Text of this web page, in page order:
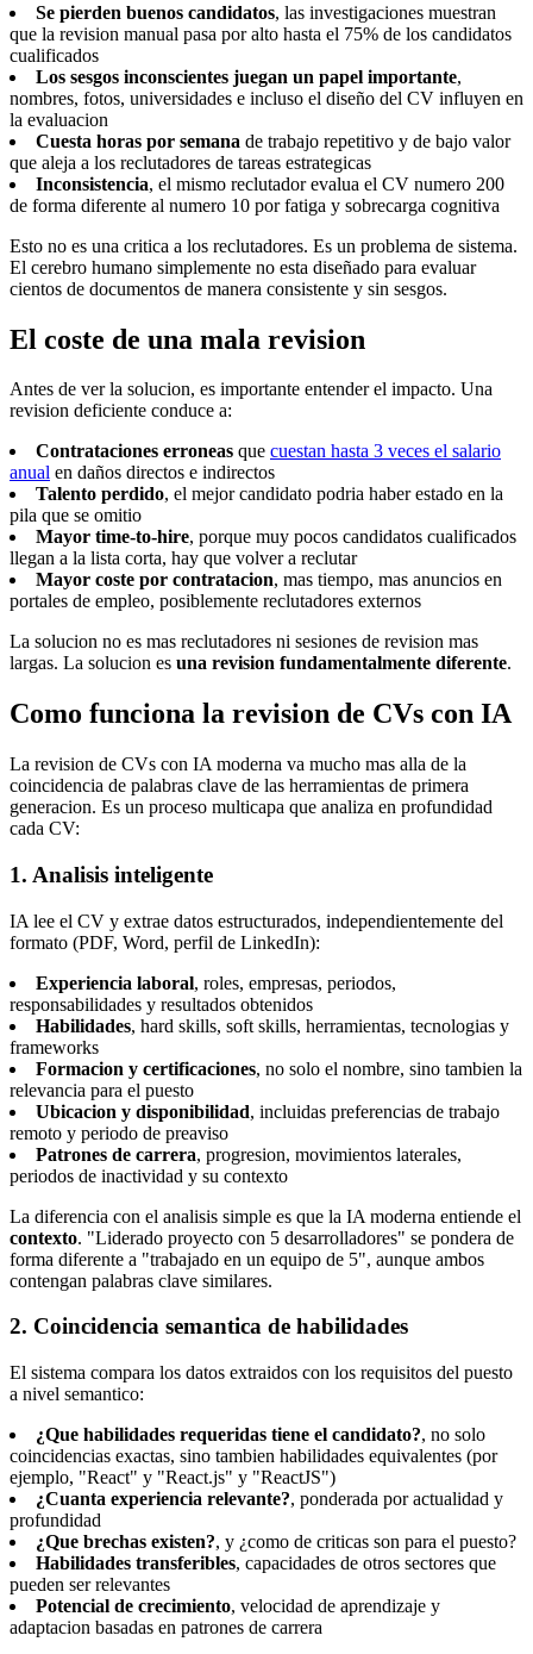
Se pierden buenos candidatos, las investigaciones muestran
que la revision manual pasa por alto hasta el 75% de los candidatos
cualificados
Los sesgos inconscientes juegan un papel importante,
nombres, fotos, universidades e incluso el diseño del CV influyen en
la evaluacion
Cuesta horas por semana de trabajo repetitivo y de bajo valor
que aleja a los reclutadores de tareas estrategicas
Inconsistencia, el mismo reclutador evalua el CV numero 200
de forma diferente al numero 10 por fatiga y sobrecarga cognitiva
Esto no es una critica a los reclutadores. Es un problema de sistema.
El cerebro humano simplemente no esta diseñado para evaluar
cientos de documentos de manera consistente y sin sesgos.
El coste de una mala revision
Antes de ver la solucion, es importante entender el impacto. Una
revision deficiente conduce a:
Contrataciones erroneas que cuestan hasta 3 veces el salario
anual en daños directos e indirectos
Talento perdido, el mejor candidato podria haber estado en la
pila que se omitio
Mayor time-to-hire, porque muy pocos candidatos cualificados
llegan a la lista corta, hay que volver a reclutar
Mayor coste por contratacion, mas tiempo, mas anuncios en
portales de empleo, posiblemente reclutadores externos
La solucion no es mas reclutadores ni sesiones de revision mas
largas. La solucion es una revision fundamentalmente diferente.
Como funciona la revision de CVs con IA
La revision de CVs con IA moderna va mucho mas alla de la
coincidencia de palabras clave de las herramientas de primera
generacion. Es un proceso multicapa que analiza en profundidad
cada CV:
1. Analisis inteligente
IA lee el CV y extrae datos estructurados, independientemente del
formato (PDF, Word, perfil de LinkedIn):
Experiencia laboral, roles, empresas, periodos,
responsabilidades y resultados obtenidos
Habilidades, hard skills, soft skills, herramientas, tecnologias y
frameworks
Formacion y certificaciones, no solo el nombre, sino tambien la
relevancia para el puesto
Ubicacion y disponibilidad, incluidas preferencias de trabajo
remoto y periodo de preaviso
Patrones de carrera, progresion, movimientos laterales,
periodos de inactividad y su contexto
La diferencia con el analisis simple es que la IA moderna entiende el
contexto. "Liderado proyecto con 5 desarrolladores" se pondera de
forma diferente a "trabajado en un equipo de 5", aunque ambos
contengan palabras clave similares.
2. Coincidencia semantica de habilidades
El sistema compara los datos extraidos con los requisitos del puesto
a nivel semantico:
¿Que habilidades requeridas tiene el candidato?, no solo
coincidencias exactas, sino tambien habilidades equivalentes (por
ejemplo, "React" y "React.js" y "ReactJS")
¿Cuanta experiencia relevante?, ponderada por actualidad y
profundidad
¿Que brechas existen?, y ¿como de criticas son para el puesto?
Habilidades transferibles, capacidades de otros sectores que
pueden ser relevantes
Potencial de crecimiento, velocidad de aprendizaje y
adaptacion basadas en patrones de carrera